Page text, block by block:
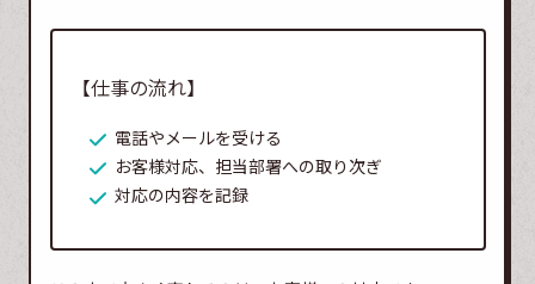
【仕事の流れ】
電話やメールを受ける
お客様対応、担当部署への取り次ぎ
対応の内容を記録